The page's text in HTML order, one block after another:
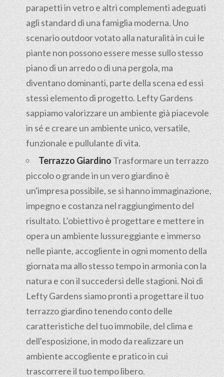
parapetti in vetro e altri complementi adeguati
agli standard di una famiglia moderna. Uno
scenario outdoor votato alla naturalità in cui le
piante non possono essere messe sullo stesso
piano di un arredo o di una pergola, ma
diventano dominanti, parte della scena ed essi
stessi elemento di progetto. Lefty Gardens
sappiamo valorizzare un ambiente già piacevole
in sé e creare un ambiente unico, versatile,
funzionale e pullulante di vita.
Terrazzo GiardinoTrasformare un terrazzo
piccolo o grande in un vero giardino è
un'impresa possibile, se si hanno immaginazione,
impegno e costanza nel raggiungimento del
risultato. L’obiettivo è progettare e mettere in
opera un ambiente lussureggiante e immerso
nelle piante, accogliente in ogni momento della
giornata ma allo stesso tempo in armonia con la
natura e con il succedersi delle stagioni. Noi di
Lefty Gardens siamo pronti a progettare il tuo
terrazzo giardino tenendo conto delle
caratteristiche del tuo immobile, del clima e
dell'esposizione, in modo da realizzare un
ambiente accogliente e pratico in cui
trascorrere il tuo tempo libero.